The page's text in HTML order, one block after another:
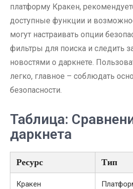
платформу Кракен,
доступные функции и
могут настраивать опции
фильтры для поиска и следить
новостями о даркнете.
легко, главное – соблюдать
безопасности.
Таблица:
даркнета
Ресурс Тип
Кракен